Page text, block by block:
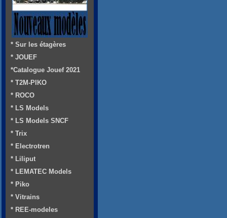
* Sur les étagères
* JOUEF
*Catalogue Jouef 2021
* T2M-PIKO
* ROCO
* LS Models
* LS Models SNCF
* Trix
* Electrotren
* Liliput
* LEMATEC Models
* Piko
* Vitrains
* REE-modeles